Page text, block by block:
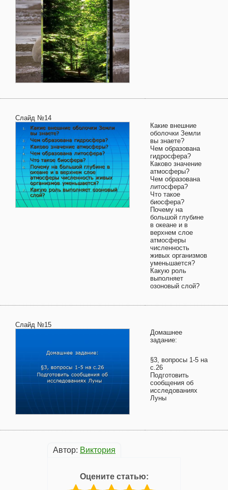
Слайд №14
Какие внешние
оболочки Земли
вы знаете?
Чем образована
гидросфера?
Каково значение
атмосферы?
Чем образована
литосфера?
Что такое
биосфера?
Почему на
большой глубине
в океане и в
верхнем слое
атмосферы
численность
живых организмов
уменьшается?
Какую роль
выполняет
озоновый слой?
Слайд №15
Домашнее
задание:
§3, вопросы 1-5 на
с.26
Подготовить
сообщения об
исследованиях
Луны
Автор: Виктория
Оцените статью: